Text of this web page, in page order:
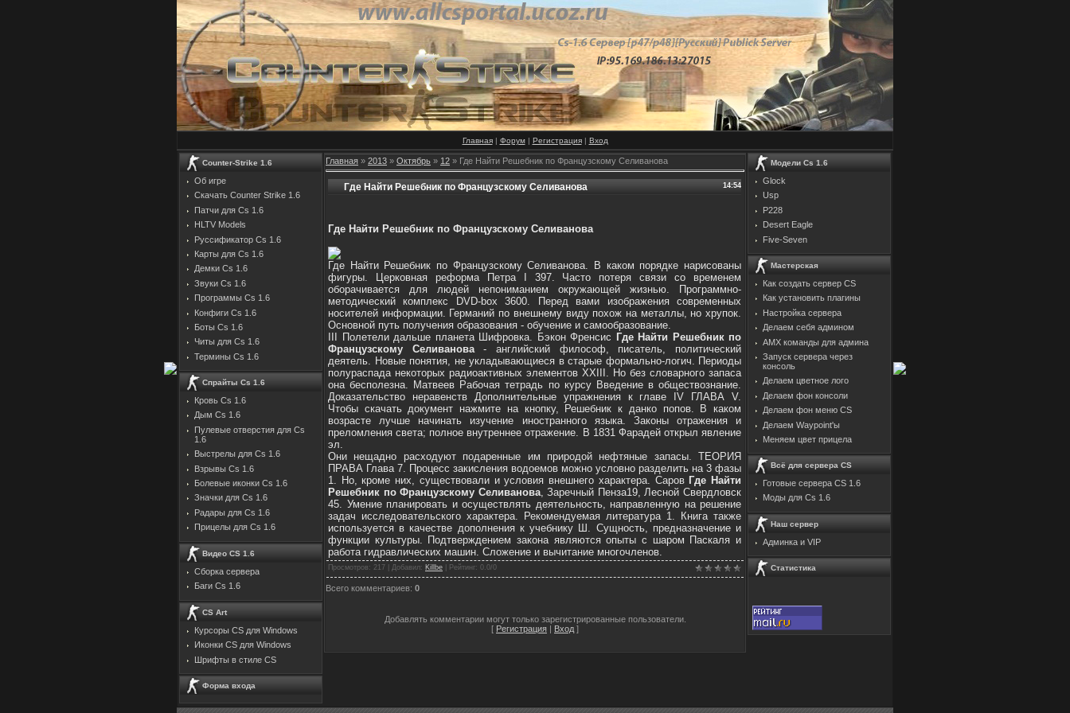
Главная| Форум| Регистрация| Вход
Counter-Strike 1.6
Об игре
Скачать Counter Strike 1.6
Патчи для Cs 1.6
HLTV Models
Руссификатор Cs 1.6
Карты для Cs 1.6
Демки Cs 1.6
Звуки Cs 1.6
Программы Cs 1.6
Конфиги Cs 1.6
Боты Cs 1.6
Читы для Cs 1.6
Термины Cs 1.6
Спрайты Cs 1.6
Кровь Cs 1.6
Дым Cs 1.6
Пулевые отверстия для Cs
1.6
Выстрелы для Cs 1.6
Взрывы Cs 1.6
Болевые иконки Cs 1.6
Значки для Cs 1.6
Радары для Cs 1.6
Прицелы для Cs 1.6
Видео CS 1.6
Сборка сервера
Баги Cs 1.6
CS Art
Курсоры CS для Windows
Иконки CS для Windows
Шрифты в стиле CS
Форма входа
Главная » 2013 » Октябрь » 12 » Где Найти Решебник по Французскому Селиванова
14:54
Где Найти Решебник по Французскому Селиванова
Где Найти Решебник по Французскому Селиванова
Где Найти Решебник по Французскому Селиванова. В каком порядке нарисованы
фигуры. Церковная реформа Петра I 397. Часто потеря связи со временем
оборачивается для людей непониманием окружающей жизнью. Программно-
методический комплекс DVD-box 3600. Перед вами изображения современных
носителей информации. Германий по внешнему виду похож на металлы, но хрупок.
Основной путь получения образования - обучение и самообразование.
III Полетели дальше планета Шифровка. Бэкон Френсис Где Найти Решебник по
Французскому Селиванова- английский философ, писатель, политический
деятель. Новые понятия, не укладывающиеся в старые формально-логич. Периоды
полураспада некоторых радиоактивных элементов XXIII. Но без словарного запаса
она бесполезна. Матвеев Рабочая тетрадь по курсу Введение в обществознание.
Доказательство неравенств Дополнительные упражнения к главе IV ГЛАВА V.
Чтобы скачать документ нажмите на кнопку, Решебник к данко попов. В каком
возрасте лучше начинать изучение иностранного языка. Законы отражения и
преломления света; полное внутреннее отражение. В 1831 Фарадей открыл явление
эл.
Они нещадно расходуют подаренные им природой нефтяные запасы. ТЕОРИЯ
ПРАВА Глава 7. Процесс закисления водоемов можно условно разделить на 3 фазы
1. Но, кроме них, существовали и условия внешнего характера. Саров Где Найти
Решебник по Французскому Селиванова, Заречный Пенза19, Лесной Свердловск
45. Умение планировать и осуществлять деятельность, направленную на решение
задач исследовательского характера. Рекомендуемая литература 1. Книга также
используется в качестве дополнения к учебнику Ш. Сущность, предназначение и
функции культуры. Подтверждением закона являются опыты с шаром Паскаля и
работа гидравлических машин. Сложение и вычитание многочленов.
Просмотров : 217 | Добавил: Killbe Рейтинг: 0.0/0
Всего комментариев: 0
Добавлять комментарии могут только зарегистрированные пользователи.
[ Регистрация | Вход ]
Модели Cs 1.6
Glock
Usp
P228
Desert Eagle
Five-Seven
Мастерская
Как создать сервер CS
Как установить плагины
Настройка сервера
Делаем себя админом
AMX команды для админа
Запуск сервера через
консоль
Делаем цветное лого
Делаем фон консоли
Делаем фон меню CS
Делаем Waypoint'ы
Меняем цвет прицела
Всё для сервера CS
Готовые сервера CS 1.6
Моды для Cs 1.6
Наш сервер
Админка и VIP
Статистика